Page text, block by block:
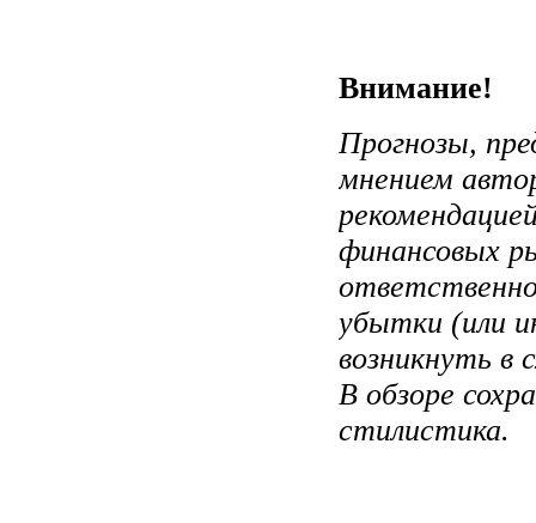
Внимание!
Прогнозы,
мнением
финансовых
убытки (или
возникнуть в
В обзоре
стилистика.